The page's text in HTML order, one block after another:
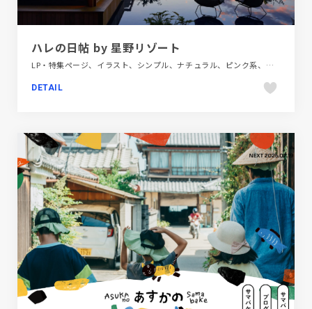
ハレの日帖 by 星野リゾート
LP・特集ページ、イラスト、シンプル、ナチュラル、ピンク系、飲食店・グルメ・ウェディング
DETAIL